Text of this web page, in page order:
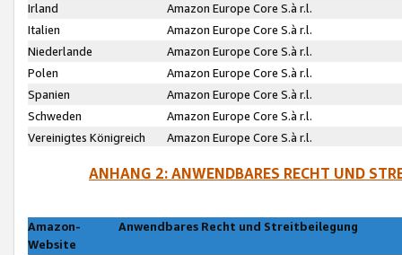
Irland
Amazon Europe Core S.à r.l.
Italien
Amazon Europe Core S.à r.l.
Niederlande
Amazon Europe Core S.à r.l.
Polen
Amazon Europe Core S.à r.l.
Spanien
Amazon Europe Core S.à r.l.
Schweden
Amazon Europe Core S.à r.l.
Vereinigtes Königreich
Amazon Europe Core S.à r.l.
ANHANG 2: ANWENDBARES RECHT UND
Amazon-
Website
Anwendbares Recht und Streitbeilegung